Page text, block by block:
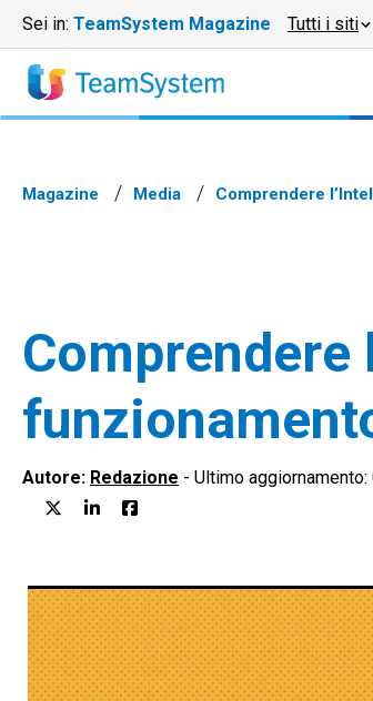
Sei in: TeamSystem Magazine Tutti i siti
Magazine Media Comprendere
Autore: Redazione - Ultimo aggiornamento: